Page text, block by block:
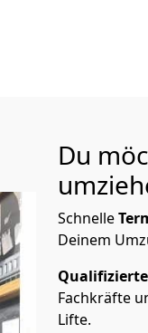
Du
Schnelle
Deinem
Qualifizierte
Fachkräfte
Lifte.